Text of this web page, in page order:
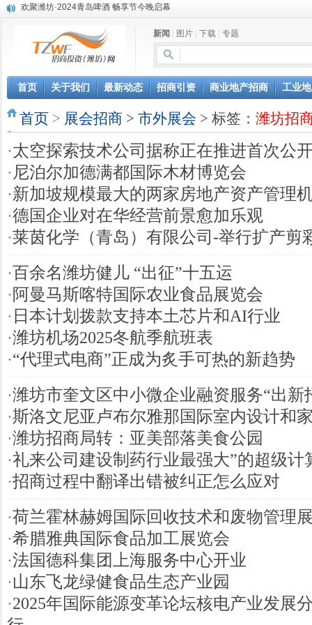
第三届全球数字贸易博览会在浙江杭州开幕
潍坊招商局讯：2024中日韩产业合作发展论坛开幕
昌乐大项目“拔节生长”赋能高质量发展
格润麦尔高端淀粉预混料智能制造项目顺利通过验收
潍坊招商局转：潍坊历史名人--燕肃
香港上市公司投资信息
新闻 图片 下载 专题
首页 关于我们 最新动态 招商引资 商业地产招商 工业
首页 > 展会招商 > 市外展会 > 标签： 潍坊招
·太空探索技术公司据称正在推进首次公
·尼泊尔加德满都国际木材博览会
·新加坡规模最大的两家房地产资产管理
·德国企业对在华经营前景愈加乐观
·莱茵化学（青岛）有限公司-举行扩产剪
·百余名潍坊健儿 “出征”十五运
·阿曼马斯喀特国际农业食品展览会
· 日本计划拨款支持本土芯片和AI行业
·潍坊机场2025冬航季航班表
·“代理式电商”正成为炙手可热的新趋势
·潍坊市奎文区中小微企业融资服务“出新
·斯洛文尼亚卢布尔雅那国际室内设计和
·潍坊招商局转：亚美部落美食公园
·礼来公司建设制药行业最强大”的超级计
·招商过程中翻译出错被纠正怎么应对
·荷兰霍林赫姆国际回收技术和废物管理
·希腊雅典国际食品加工展览会
·法国德科集团上海服务中心开业
·山东飞龙绿健食品生态产业园
·2025年国际能源变革论坛核电产业发展